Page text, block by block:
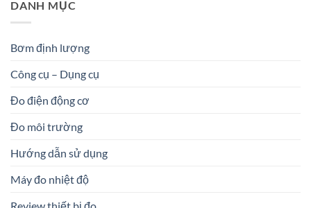
DANH MỤC
Bơm định lượng
Công cụ – Dụng cụ
Đo điện động cơ
Đo môi trường
Hướng dẫn sử dụng
Máy đo nhiệt độ
Review thiết bị đo